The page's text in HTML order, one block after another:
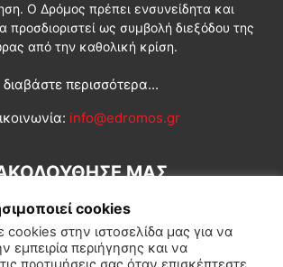
Ο Δρόμος πρέπει ενσυνείδητα και
προσδιοριστεί ως συμβολή διεξόδου της
από την καθολική κρίση.
διαβάστε περισσότερα...
info@edromos.gr
ΜΑΣ
cookies
cookies στην ιστοσελίδα μας για να
εμπειρία περιήγησης και να